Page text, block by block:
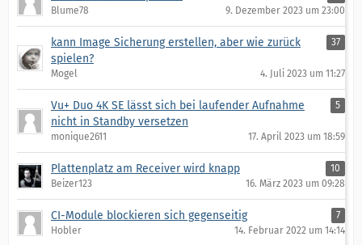
Blume78
9. Dezember 2023 um 23:00
kann Image Sicherung erstellen, aber wie zurück
spielen?
37
Mogel 4. Juli 2023 um 11:27
Vu+ Duo 4K SE lässt sich bei laufender Aufnahme
nicht in Standby versetzen
5
monique2611 17. April 2023 um 18:59
Plattenplatz am Receiver wird knapp
10
Beizer123
16. März 2023 um 09:28
CI-Module blockieren sich gegenseitig
7
Hobler
14. Februar 2022 um 14:14